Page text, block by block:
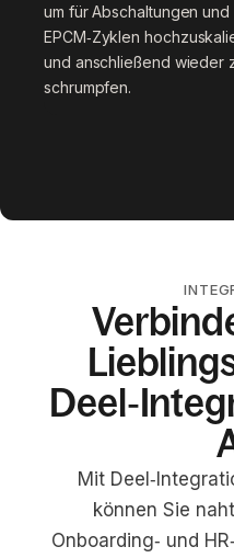
um für Abschaltungen und
EPCM‑Zyklen
und anschließend wieder
schrumpfen.
Mit
können Sie
Onboarding‑ und